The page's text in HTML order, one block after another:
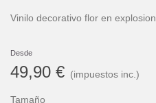
Vinilo decorativo flor en explosion
Desde
49,90 € (impuestos inc.)
Tamaño